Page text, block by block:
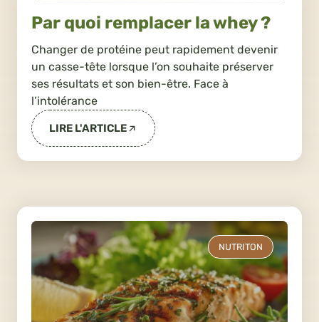
Par quoi remplacer la whey ?
Changer de protéine peut rapidement devenir
un casse-tête lorsque l’on souhaite préserver
ses résultats et son bien-être. Face à
l’intolérance
LIRE L'ARTICLE
NUTRITON